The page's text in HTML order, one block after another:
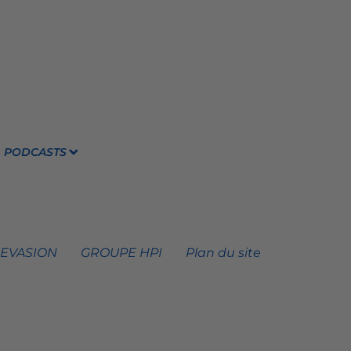
PODCASTS
GROUPE HPI Plan du site